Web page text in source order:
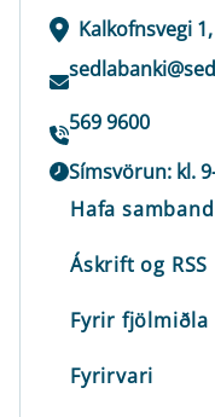
Kalkofnsvegi
569 9600
Símsvörun: kl.
Hafa samband
Áskrift og RSS
Fyrir fjölmiðla
Fyrirvari